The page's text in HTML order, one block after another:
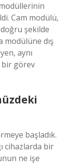
Cam modülü,
doğru şekilde
modülüne dış
aynı
bir görev
başladık.
cihazlarda bir
ne işe